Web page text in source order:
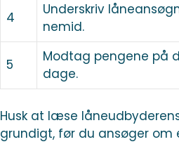
4
Underskriv
nemid.
5
Modtag pengene på
dage.
Husk at læse
grundigt, før du ansøger om